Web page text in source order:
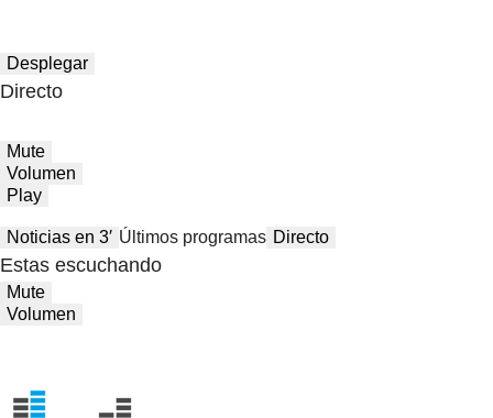
Desplegar
Directo
Mute
Volumen
Play
Noticias en 3′ Últimos programas Directo
Estas escuchando
Mute
Volumen